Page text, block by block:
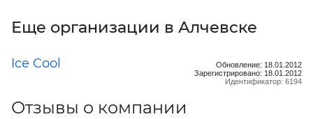
Еще организации в Алчевске
Ice Cool
Обновление: 18.01.2012
Зарегистрировано: 18.01.2012
Идентификатор: 6194
Отзывы о компании